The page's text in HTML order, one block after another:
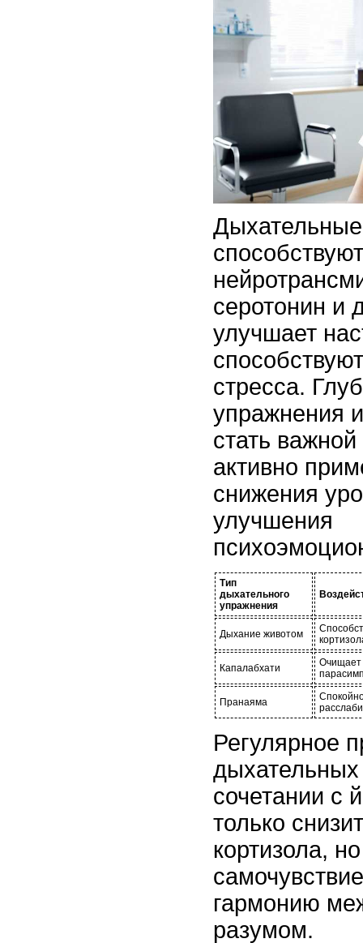
Дыхательные
серотонин и
улучшает
стресса.
упражнения
стать
активно
снижения
улучшения
Тип
дыхательного
упражнения
Дыхание животом
Капалабхати
Очищает
Пранаяма
Регулярное
сочетании с
только
кортизола,
гармонию
разумом.